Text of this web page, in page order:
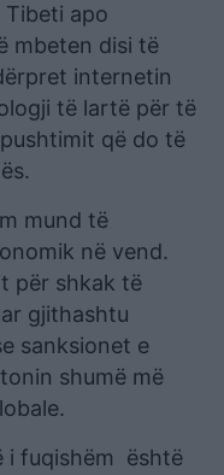
apo
mbeten disi të
internetin
të lartë për të
që do të
mund të
në vend.
për shkak të
gjithashtu
sanksionet e
shumë më
i fuqishëm është